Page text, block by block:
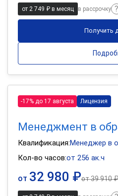
от 2 749 ₽ в месяц в рассрочку
Получить
-17% до 17 августа Лицензия
Менеджмент в
Квалификация:Менеджер в
Кол-во часов:от 256 ак.ч
от 32 980 ₽от39 910